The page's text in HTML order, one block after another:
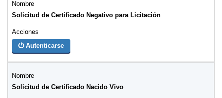
Solicitud de Certificado Negativo para Licitación
Autenticarse
Solicitud de Certificado Nacido Vivo